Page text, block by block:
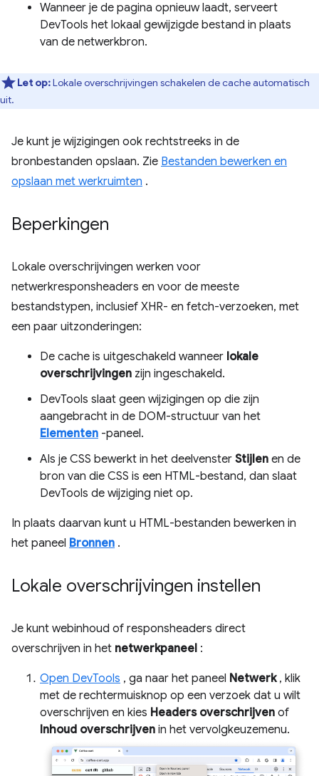
Wanneer je de pagina opnieuw laadt, serveert
DevTools het lokaal gewijzigde bestand in plaats
van de netwerkbron.
Let op:Lokale overschrijvingen schakelen de cache automatisch
uit.
Je kunt je wijzigingen ook rechtstreeks in de
bronbestanden opslaan. Zie Bestanden bewerken en
opslaan met werkruimten .
Beperkingen
Lokale overschrijvingen werken voor
netwerkresponsheaders en voor de meeste
bestandstypen, inclusief XHR- en fetch-verzoeken, met
een paar uitzonderingen:
De cache is uitgeschakeld wanneer lokale
overschrijvingen zijn ingeschakeld.
DevTools slaat geen wijzigingen op die zijn
aangebracht in de DOM-structuur van het
Elementen -paneel.
Als je CSS bewerkt in het deelvenster Stijlen en de
bron van die CSS is een HTML-bestand, dan slaat
DevTools de wijziging niet op.
In plaats daarvan kunt u HTML-bestanden bewerken in
het paneel Bronnen .
Lokale overschrijvingen instellen
Je kunt webinhoud of responsheaders direct
overschrijven in het netwerkpaneel :
Open DevTools , ga naar het paneel Netwerk, klik
met de rechtermuisknop op een verzoek dat u wilt
overschrijven en kies Headers overschrijven of
Inhoud overschrijven in het vervolgkeuzemenu.